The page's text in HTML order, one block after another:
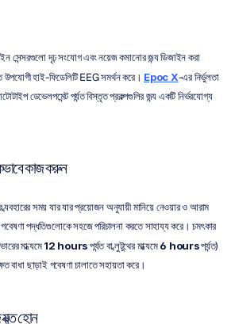
সেন্সরগুলো দৃঢ় সংযোগ এবং নয়েজ কমানোর জন্য ডিজাইন করা
উপযোগী হাই-ফিডেলিটি EEG সমর্থন করে। Epoc X-এর নির্ভুলতা
ডেভেলপমেন্ট পর্যন্ত বিস্তৃত প্রকল্পগুলির জন্য একটি নির্ভরযোগ্য
কাজ করুন
ব্যবহারের সময় যার যার প্রয়োজন অনুযায়ী মানিয়ে নেওয়ার ও আরাম
গবেষণা পদ্ধতিগুলোকে সহজে পরিচালনা করতে সাহায্য করে। চমৎকার
মাধ্যমে 12 hours পর্যন্ত বা ব্লুটুথের মাধ্যমে 6 hours পর্যন্ত)
বাধা ছাড়াই গবেষণা চালাতে সহায়তা করে।
হোন